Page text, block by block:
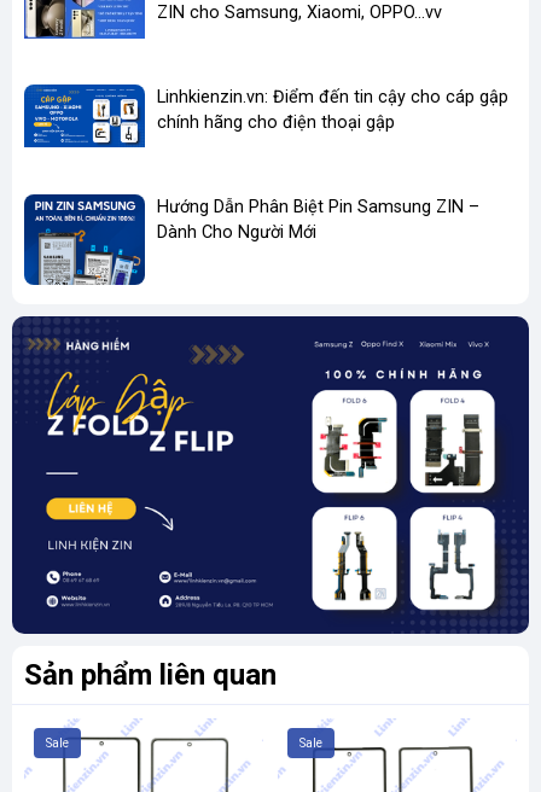
ZIN cho Samsung, Xiaomi, OPPO...vv
Linhkienzin.vn: Điểm đến tin cậy cho cáp gập
chính hãng cho điện thoại gập
Hướng Dẫn Phân Biệt Pin Samsung ZIN –
Dành Cho Người Mới
Sản phẩm liên quan
Sale Sale